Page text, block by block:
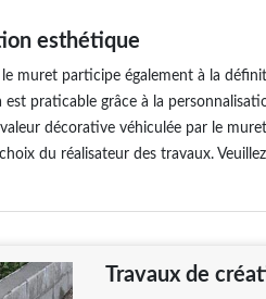
esthétique
muret participe également à la
praticable grâce à la
décorative véhiculée par le
du réalisateur des travaux.
Travaux de